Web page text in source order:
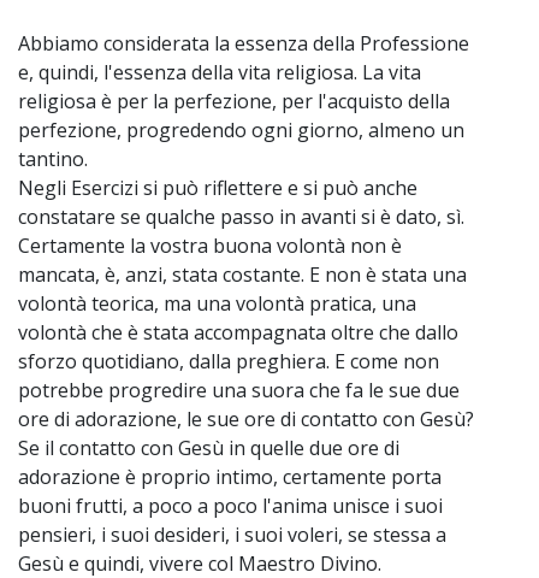
Abbiamo considerata la essenza della Professione
e, quindi, l'essenza della vita religiosa. La vita
religiosa è per la perfezione, per l'acquisto della
perfezione, progredendo ogni giorno, almeno un
tantino.
Negli Esercizi si può riflettere e si può anche
constatare se qualche passo in avanti si è dato, sì.
Certamente la vostra buona volontà non è
mancata, è, anzi, stata costante. E non è stata una
volontà teorica, ma una volontà pratica, una
volontà che è stata accompagnata oltre che dallo
sforzo quotidiano, dalla preghiera. E come non
potrebbe progredire una suora che fa le sue due
ore di adorazione, le sue ore di contatto con Gesù?
Se il contatto con Gesù in quelle due ore di
adorazione è proprio intimo, certamente porta
buoni frutti, a poco a poco l'anima unisce i suoi
pensieri, i suoi desideri, i suoi voleri, se stessa a
Gesù e quindi, vivere col Maestro Divino.